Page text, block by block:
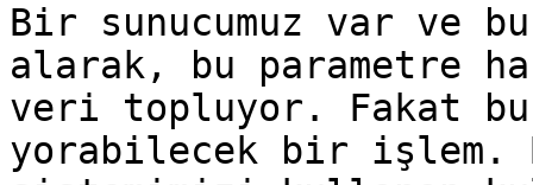
Bir sunucumuz var ve
alarak, bu parametre
veri topluyor. Fakat
yorabilecek bir işlem.